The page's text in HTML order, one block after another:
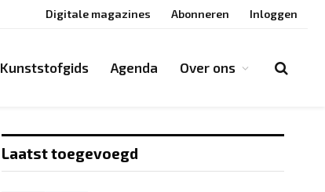
Digitale magazines Abonneren Inloggen
Kunststofgids Agenda Over ons
Laatst toegevoegd